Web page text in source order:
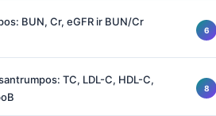
BUN, Cr, eGFR ir BUN/Cr
TC, LDL-C, HDL-C,